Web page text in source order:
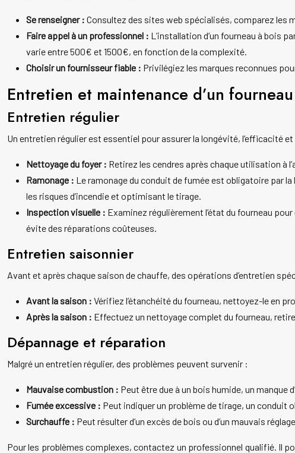
Se renseigner : Consultez des sites web spécialisés, comparez les
Faire appel à un professionnel : L’installation d’un fourneau à bois
varie entre 500€ et 1500€, en fonction de la complexité.
Choisir un fournisseur fiable : Privilégiez les marques reconnues
Entretien et maintenance d’un
Entretien régulier
Un entretien régulier est essentiel pour assurer la longévité, l’efficacité
Nettoyage du foyer : Retirez les cendres après chaque utilisation à
Ramonage : Le ramonage du conduit de fumée est obligatoire par
les risques d’incendie et optimisant le tirage.
Inspection visuelle : Examinez régulièrement l’état du fourneau
évite des réparations coûteuses.
Entretien saisonnier
Avant et après chaque saison de chauffe, des opérations d’entretien
Avant la saison : Vérifiez l’étanchéité du fourneau, nettoyez-le en
Après la saison : Effectuez un nettoyage complet du fourneau,
Dépannage et réparation
Malgré un entretien régulier, des problèmes peuvent survenir :
Mauvaise combustion : Peut être due à un bois humide, un manque
Fumée excessive : Peut indiquer un problème de tirage, un conduit
Surchauffe : Peut résulter d’un excès de bois ou d’un mauvais
Pour les problèmes complexes, contactez un professionnel qualifié. Il